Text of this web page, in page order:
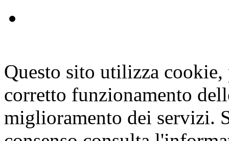
Questo sito utilizza
corretto funzionamento
miglioramento dei servizi.